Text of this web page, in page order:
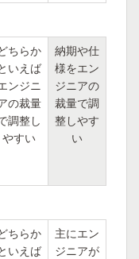
ちらか
いえば
ンジニ
の裁量
調整し
やすい
納期や仕
様をエン
ジニアの
裁量で調
整しやす
い
ちらか
いえば
主にエン
ジニアが